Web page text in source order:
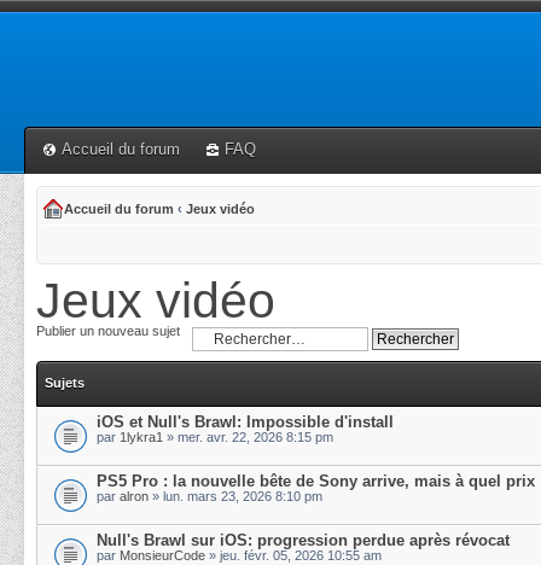
Accueil du forum FAQ
Accueil du forum ‹ Jeux vidéo
Jeux vidéo
Publier un nouveau sujet
Sujets
iOS et Null's Brawl: Impossible d'install
par 1lykra1 » mer. avr. 22, 2026 8:15 pm
PS5 Pro : la nouvelle bête de Sony arrive, mais à quel prix
par alron » lun. mars 23, 2026 8:10 pm
Null's Brawl sur iOS: progression perdue après révocat
par MonsieurCode » jeu. févr. 05, 2026 10:55 am